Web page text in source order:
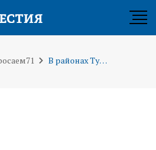
В районах Тульской области проводятся встречи с участниками СВО, ветеранами боевых действий